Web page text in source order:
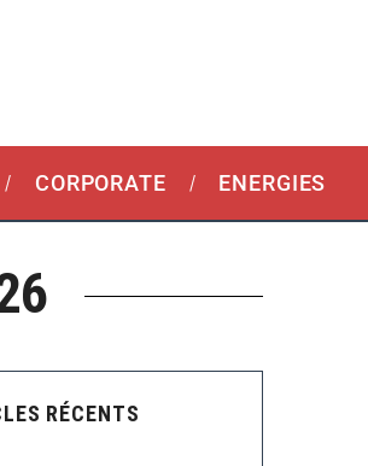
CORPORATE ENERGIES
RÉCENTS